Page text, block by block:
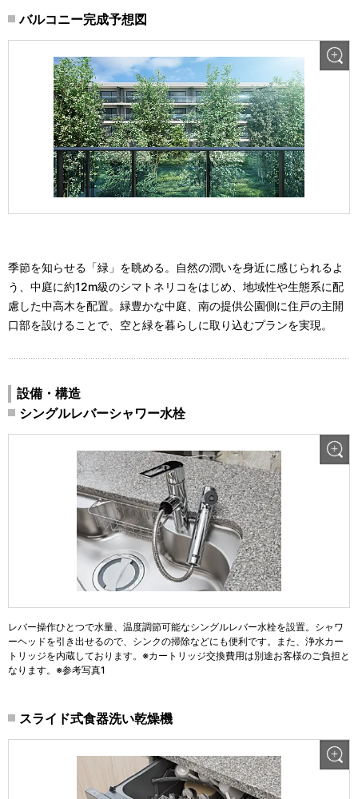
バルコニー完成予想図
季節を知らせる「緑」を眺める。自然の潤いを身近に感じられるよ
う、中庭に約12m級のシマトネリコをはじめ、地域性や生態系に配
慮した中高木を配置。緑豊かな中庭、南の提供公園側に住戸の主開
口部を設けることで、空と緑を暮らしに取り込むプランを実現。
設備・構造
シングルレバーシャワー水栓
レバー操作ひとつで水量、温度調節可能なシングルレバー水栓を設置。シャワ
ーヘッドを引き出せるので、シンクの掃除などにも便利です。また、浄水カー
トリッジを内蔵しております。※カートリッジ交換費用は別途お客様のご負担と
なります。※参考写真1
スライド式食器洗い乾燥機